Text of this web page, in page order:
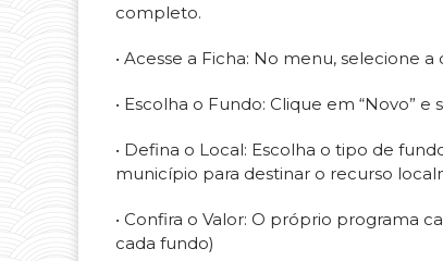
completo.
• Acesse a Ficha: No menu, selecione
• Escolha o Fundo: Clique em “Novo” e
• Defina o Local: Escolha o tipo de
município para destinar o recurso
• Confira o Valor: O próprio programa
cada fundo)